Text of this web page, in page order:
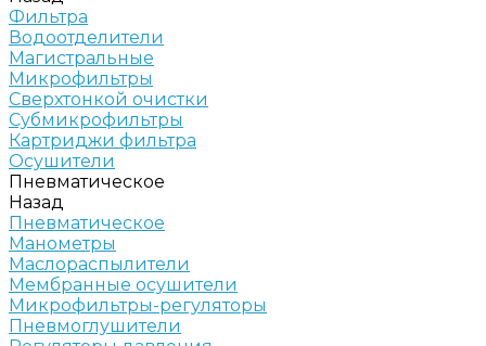
Фильтра
Водоотделители
Магистральные
Микрофильтры
Сверхтонкой очистки
Субмикрофильтры
Картриджи фильтра
Осушители
Пневматическое
Назад
Пневматическое
Манометры
Маслораспылители
Мембранные осушители
Микрофильтры-регуляторы
Пневмоглушители